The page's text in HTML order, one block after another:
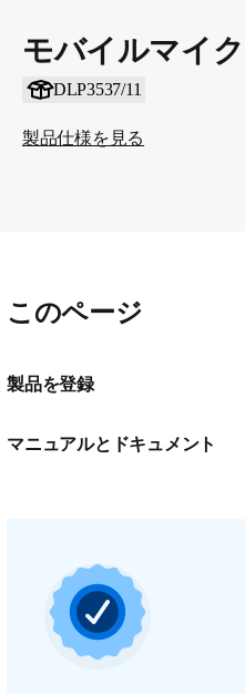
モバイルマイク
DLP3537/11
製品仕様を見る
このページ
製品を登録
マニュアルとドキュメント